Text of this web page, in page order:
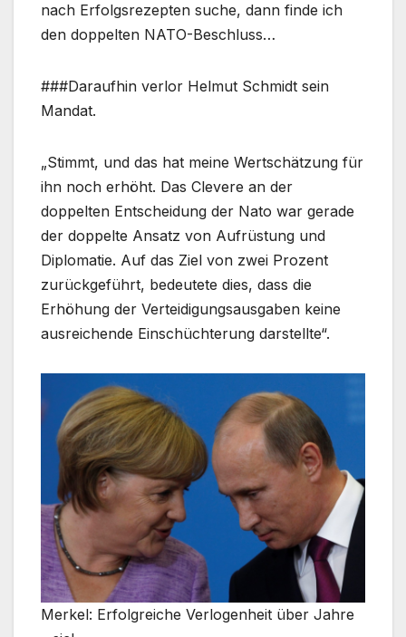
nach Erfolgsrezepten suche, dann finde ich
den doppelten NATO-Beschluss…
###Daraufhin verlor Helmut Schmidt sein
Mandat.
„Stimmt, und das hat meine Wertschätzung für
ihn noch erhöht. Das Clevere an der
doppelten Entscheidung der Nato war gerade
der doppelte Ansatz von Aufrüstung und
Diplomatie. Auf das Ziel von zwei Prozent
zurückgeführt, bedeutete dies, dass die
Erhöhung der Verteidigungsausgaben keine
ausreichende Einschüchterung darstellte“.
Merkel: Erfolgreiche Verlogenheit über Jahre